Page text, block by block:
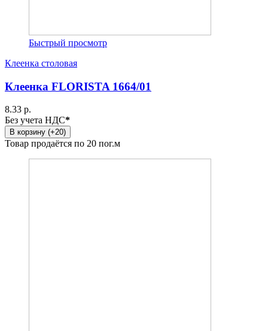
Быстрый просмотр
Клеенка столовая
Клеенка FLORISTA 1664/01
8.33 р.
Без учета НДС*
В корзину (+20)
Товар продаётся по 20 пог.м